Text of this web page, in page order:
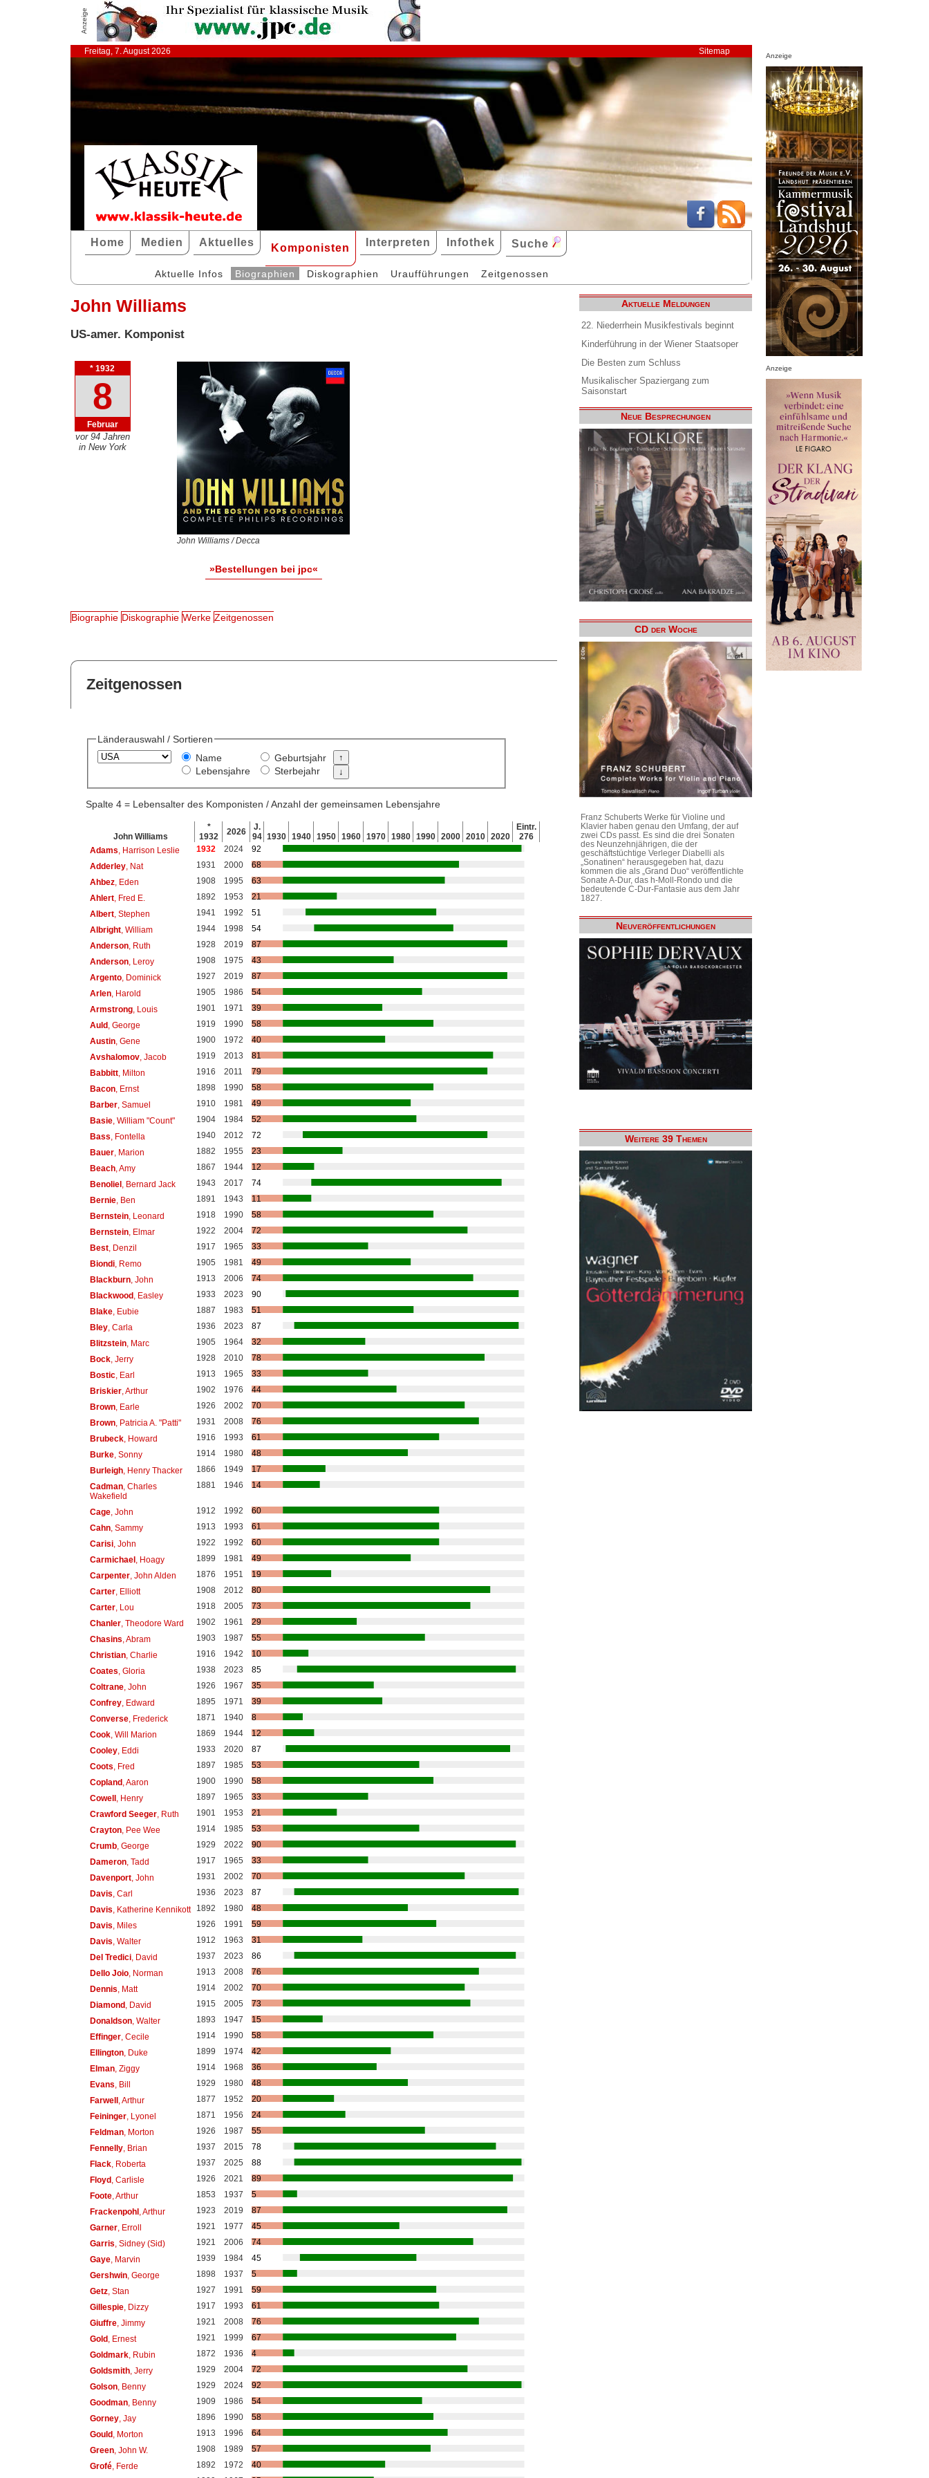
Anzeige
Freitag, 7. August 2026 Sitemap
Home Medien Aktuelles Komponisten Interpreten Infothek Suche
Aktuelle Infos Biographien Diskographien Uraufführungen Zeitgenossen
John Williams
US-amer. Komponist
* 1932
8
Februar
vor 94 Jahren
in New York
John Williams / Decca
»Bestellungen bei jpc«
Biographie Diskographie Werke Zeitgenossen
Zeitgenossen
Länderauswahl / Sortieren
Name
Lebensjahre
Geburtsjahr
Sterbejahr
Spalte 4 = Lebensalter des Komponisten / Anzahl der gemeinsamen Lebensjahre
John Williams
*
1932
2026
J.
94 1930 1940 1950 1960 1970 1980 1990 2000 2010 2020
Eintr.
276
Adams, Harrison Leslie 1932 2024
92
Adderley, Nat 1931 2000
68
Ahbez, Eden 1908 1995
63
Ahlert, Fred E. 1892 1953
21
Albert, Stephen 1941 1992
51
Albright, William 1944 1998
54
Anderson, Ruth 1928 2019
87
Anderson, Leroy 1908 1975
43
Argento, Dominick 1927 2019
87
Arlen, Harold 1905 1986
54
Armstrong, Louis 1901 1971
39
Auld , George 1919 1990
58
Austin, Gene 1900 1972
40
Avshalomov, Jacob 1919 2013
81
Babbitt, Milton 1916 2011
79
Bacon, Ernst 1898 1990
58
Barber, Samuel 1910 1981
49
Basie, William "Count" 1904 1984
52
Bass, Fontella 1940 2012
72
Bauer, Marion 1882 1955
23
Beach, Amy 1867 1944
12
Benoliel , Bernard Jack 1943 2017
74
Bernie, Ben 1891 1943
11
Bernstein, Leonard 1918 1990
58
Bernstein, Elmar 1922 2004
72
Best, Denzil 1917 1965
33
Biondi, Remo 1905 1981
49
Blackburn, John 1913 2006
74
Blackwood , Easley 1933 2023
90
Blake, Eubie 1887 1983
51
Bley, Carla 1936 2023
87
Blitzstein, Marc 1905 1964
32
Bock, Jerry 1928 2010
78
Bostic, Earl 1913 1965
33
Briskier, Arthur 1902 1976
44
Brown, Earle 1926 2002
70
Brown, Patricia A. "Patti" 1931 2008
76
Brubeck, Howard 1916 1993
61
Burke, Sonny 1914 1980
48
Burleigh, Henry Thacker 1866 1949
17
Cadman, Charles
Wakefield
1881 1946 14
Cage, John 1912 1992
60
Cahn, Sammy 1913 1993
61
Carisi, John 1922 1992
60
Carmichael , Hoagy 1899 1981
49
Carpenter, John Alden 1876 1951
19
Carter, Elliott 1908 2012
80
Carter, Lou 1918 2005
73
Chanler, Theodore Ward 1902 1961
29
Chasins, Abram 1903 1987
55
Christian, Charlie 1916 1942
10
Coates, Gloria 1938 2023
85
Coltrane, John 1926 1967
35
Confrey, Edward 1895 1971
39
Converse, Frederick 1871 1940
8
Cook, Will Marion 1869 1944
12
Cooley, Eddi 1933 2020
87
Coots, Fred 1897 1985
53
Copland , Aaron 1900 1990
58
Cowell , Henry 1897 1965
33
Crawford Seeger, Ruth 1901 1953
21
Crayton, Pee Wee 1914 1985
53
Crumb, George 1929 2022
90
Dameron, Tadd 1917 1965
33
Davenport, John 1931 2002
70
Davis, Carl 1936 2023
87
Davis, Katherine Kennikott 1892 1980
48
Davis, Miles 1926 1991
59
Davis, Walter 1912 1963
31
Del Tredici, David 1937 2023
86
Dello Joio, Norman 1913 2008
76
Dennis, Matt 1914 2002
70
Diamond , David 1915 2005
73
Donaldson, Walter 1893 1947
15
Effinger, Cecile 1914 1990
58
Ellington, Duke 1899 1974
42
Elman, Ziggy 1914 1968
36
Evans, Bill 1929 1980
48
Farwell , Arthur 1877 1952
20
Feininger, Lyonel 1871 1956
24
Feldman, Morton 1926 1987
55
Fennelly, Brian 1937 2015
78
Flack, Roberta 1937 2025
88
Floyd , Carlisle 1926 2021
89
Foote, Arthur 1853 1937
5
Frackenpohl , Arthur 1923 2019
87
Garner, Erroll 1921 1977
45
Garris, Sidney (Sid) 1921 2006
74
Gaye, Marvin 1939 1984
45
Gershwin, George 1898 1937
5
Getz, Stan 1927 1991
59
Gillespie, Dizzy 1917 1993
61
Giuffre, Jimmy 1921 2008
76
Gold , Ernest 1921 1999
67
Goldmark, Rubin 1872 1936
4
Goldsmith, Jerry 1929 2004
72
Golson, Benny 1929 2024
92
Goodman, Benny 1909 1986
54
Gorney, Jay 1896 1990
58
Gould , Morton 1913 1996
64
Green, John W. 1908 1989
57
Grofé, Ferde 1892 1972
40
Aktuelle Meldungen
22. Niederrhein Musikfestivals beginnt
Kinderführung in der Wiener Staatsoper
Die Besten zum Schluss
Musikalischer Spaziergang zum
Saisonstart
Neue Besprechungen
CD der Woche
Franz Schuberts Werke für Violine und
Klavier haben genau den Umfang, der auf
zwei CDs passt. Es sind die drei Sonaten
des Neunzehnjährigen, die der
geschäftstüchtige Verleger Diabelli als
„Sonatinen“ herausgegeben hat, dazu
kommen die als „Grand Duo“ veröffentlichte
Sonate A-Dur, das h-Moll-Rondo und die
bedeutende C-Dur-Fantasie aus dem Jahr
1827.
Neuveröffentlichungen
Weitere 39 Themen
Anzeige
Anzeige